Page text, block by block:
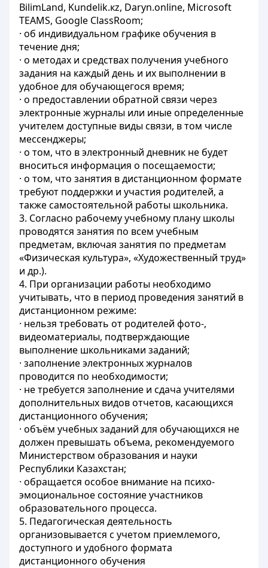
BilimLand, Kundelik.кz, Daryn.online, Microsoft
TEAMS, Google ClassRoom;
· об индивидуальном графике обучения в
течение дня;
· о методах и средствах получения учебного
задания на каждый день и их выполнении в
удобное для обучающегося время;
· о предоставлении обратной связи через
электронные журналы или иные определенные
учителем доступные виды связи, в том числе
мессенджеры;
· о том, что в электронный дневник не будет
вноситься информация о посещаемости;
· о том, что занятия в дистанционном формате
требуют поддержки и участия родителей, а
также самостоятельной работы школьника.
3. Согласно рабочему учебному плану школы
проводятся занятия по всем учебным
предметам, включая занятия по предметам
«Физическая культура», «Художественный труд»
и др.).
4. При организации работы необходимо
учитывать, что в период проведения занятий в
дистанционном режиме:
· нельзя требовать от родителей фото-,
видеоматериалы, подтверждающие
выполнение школьниками заданий;
· заполнение электронных журналов
проводится по необходимости;
· не требуется заполнение и сдача учителями
дополнительных видов отчетов, касающихся
дистанционного обучения;
· объём учебных заданий для обучающихся не
должен превышать объема, рекомендуемого
Министерством образования и науки
Республики Казахстан;
· обращается особое внимание на психо-
эмоциональное состояние участников
образовательного процесса.
5. Педагогическая деятельность
организовывается с учетом приемлемого,
доступного и удобного формата
дистанционного обучения